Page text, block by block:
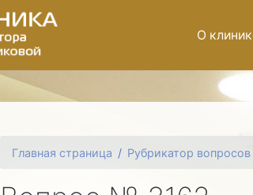
О
Главная страница Рубрикатор вопросов